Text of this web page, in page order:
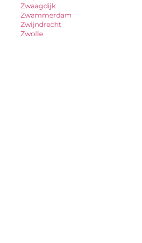
Zwaagdijk
Zwammerdam
Zwijndrecht
Zwolle